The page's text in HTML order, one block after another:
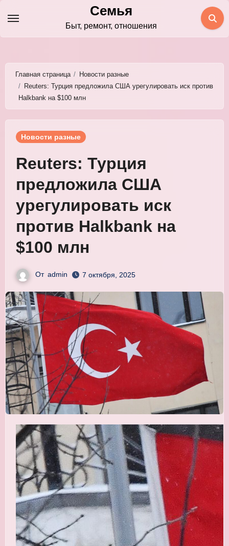
содержимому
Семья
Быт, ремонт, отношения
Главная страница
Новости разные
Reuters: Турция предложила США урегулировать иск против
Halkbank на $100 млн
Новости разные
Reuters: Турция
предложила США
урегулировать иск
против Halkbank на
$100 млн
От admin 7 октября, 2025